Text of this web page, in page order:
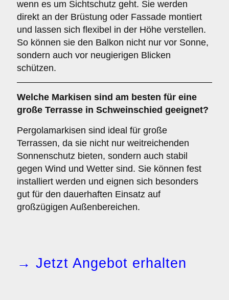
wenn es um Sichtschutz geht. Sie werden
direkt an der Brüstung oder Fassade montiert
und lassen sich flexibel in der Höhe verstellen.
So können sie den Balkon nicht nur vor Sonne,
sondern auch vor neugierigen Blicken
schützen.
Welche Markisen sind am besten für eine
große Terrasse in Schweinschied geeignet?
Pergolamarkisen sind ideal für große
Terrassen, da sie nicht nur weitreichenden
Sonnenschutz bieten, sondern auch stabil
gegen Wind und Wetter sind. Sie können fest
installiert werden und eignen sich besonders
gut für den dauerhaften Einsatz auf
großzügigen Außenbereichen.
→ Jetzt Angebot erhalten